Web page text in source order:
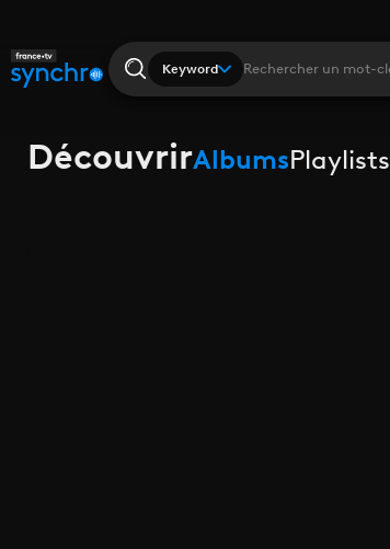
Keyword
DécouvrirAlbumsPlaylists